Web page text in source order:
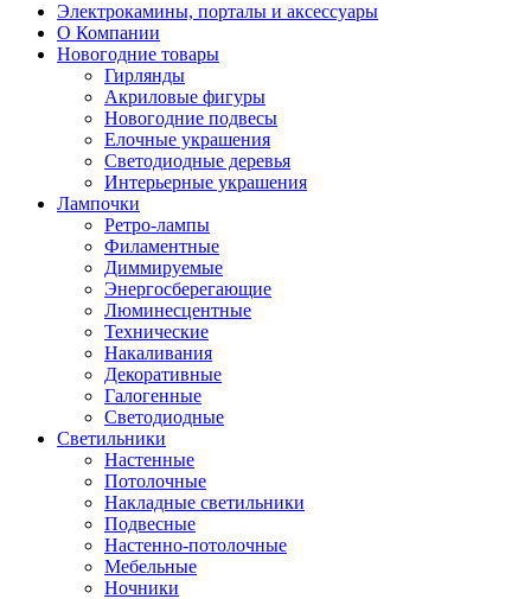
Электрокамины, порталы и аксессуары
О Компании
Новогодние товары
Гирлянды
Акриловые фигуры
Новогодние подвесы
Елочные украшения
Светодиодные деревья
Интерьерные украшения
Лампочки
Ретро-лампы
Филаментные
Диммируемые
Энергосберегающие
Люминесцентные
Технические
Накаливания
Декоративные
Галогенные
Светодиодные
Светильники
Настенные
Потолочные
Накладные светильники
Подвесные
Настенно-потолочные
Мебельные
Ночники